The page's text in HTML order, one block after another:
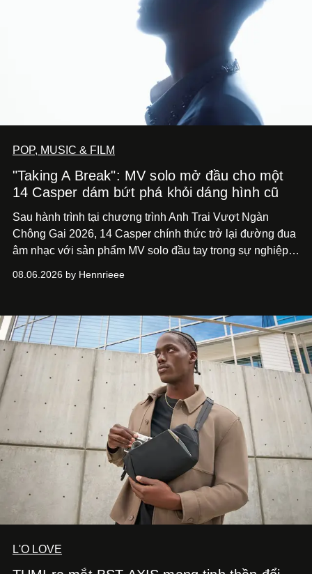
POP, MUSIC & FILM
"Taking A Break": MV solo mở đầu cho một
14 Casper dám bứt phá khỏi dáng hình cũ
Sau hành trình tại chương trình Anh Trai Vượt Ngàn
Chông Gai 2026, 14 Casper chính thức trở lại đường đua
âm nhạc với sản phẩm MV solo đầu tay trong sự nghiệp -
bước chuyển mình của 14 Casper sau chương trình, mà
của nam nghệ sĩ khi lần đầu tiên anh trình làng một MV
solo được đầu tư toàn diện từ sáng tác, sản xuất, trình
diễn đến hình ảnh.
08.06.2026 by Hennrieee
L'O LOVE